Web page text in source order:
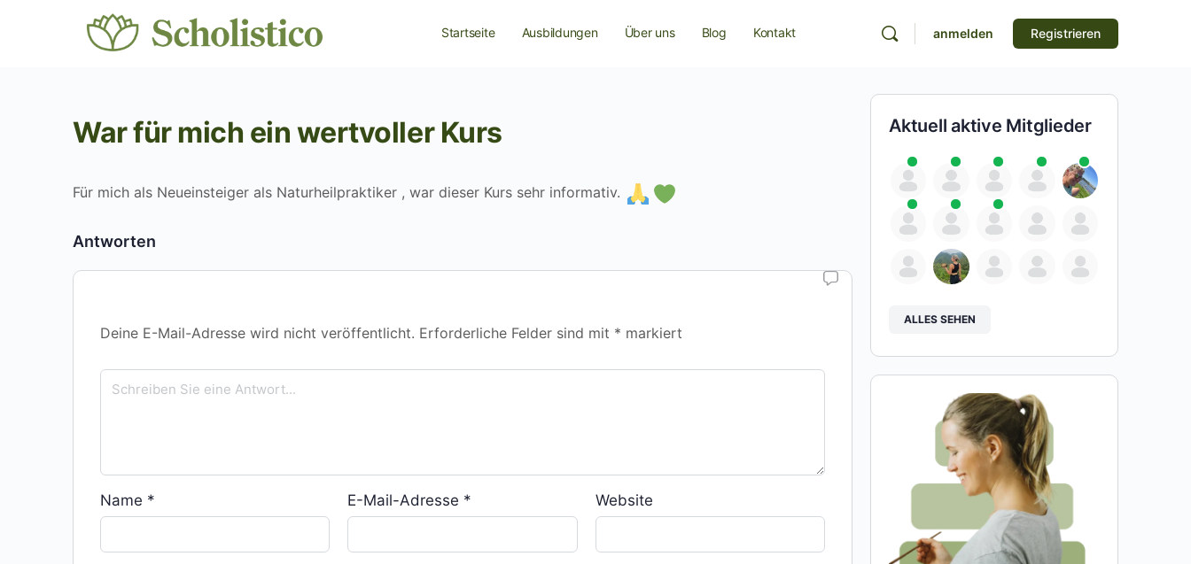
Startseite Ausbildungen Über uns Blog Kontakt anmelden Registrieren
War für mich ein wertvoller Kurs
Für mich als Neueinsteiger als Naturheilpraktiker , war dieser Kurs sehr informativ.
Antworten
Deine E-Mail-Adresse wird nicht veröffentlicht. Erforderliche Felder sind mit * markiert
Name * E-Mail-Adresse * Website
Aktuell aktive Mitglieder
ALLES SEHEN